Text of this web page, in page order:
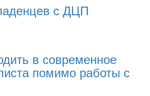
с ДЦП
в современное
помимо работы с